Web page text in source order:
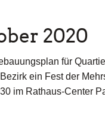
2020
für
ein Fest der
im Rathaus-Center